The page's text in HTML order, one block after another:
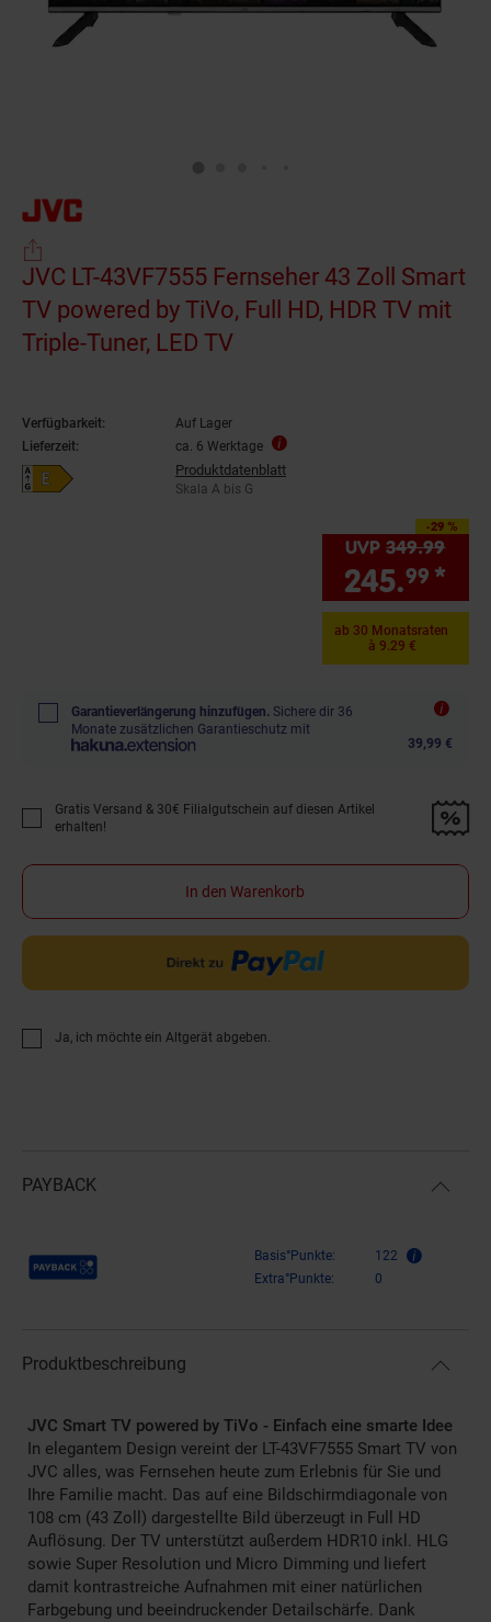
JVC LT-43VF7555 Fernseher 43 Zoll Smart
TV powered by TiVo, Full HD, HDR TV mit
Triple-Tuner, LED TV
Verfügbarkeit:
Auf Lager
Lieferzeit:
ca. 6 Werktage
Energieeffizienzklasse E auf Skala A bis G
Produktdatenblatt
Skala A bis G
-29 %
Sie Sparen 29 Prozent,
UVP349.99UVP
245.99 *
ab 30 Monatsraten
à 9.29 €
Garantieverlängerung hinzufügen. Sichere dir 36
Monate zusätzlichen Garantieschutz mit
39,99 €
Promotion "Gratis Versand &amp; 30€ Filialgutschein auf diesen Artikel
Gratis Versand & 30€ Filialgutschein auf diesen Artikel
erhalten!
In den Warenkorb
Ja, ich möchte ein Altgerät abgeben.
PAYBACK
Payback Punkte Basis°Punkte:
122
Extra°Punkte:
0
Produktbeschreibung
JVC Smart TV powered by TiVo - Einfach eine smarte Idee
In elegantem Design vereint der LT-43VF7555 Smart TV von
JVC alles, was Fernsehen heute zum Erlebnis für Sie und
Ihre Familie macht. Das auf eine Bildschirmdiagonale von
108 cm (43 Zoll) dargestellte Bild überzeugt in Full HD
Auflösung. Der TV unterstützt außerdem HDR10 inkl. HLG
sowie Super Resolution und Micro Dimming und liefert
damit kontrastreiche Aufnahmen mit einer natürlichen
Farbgebung und beeindruckender Detailschärfe. Dank